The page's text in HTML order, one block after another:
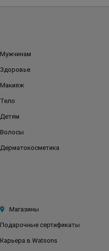
Мужчинам
Здоровье
Макияж
Тело
Детям
Волосы
Дерматокосметика
Магазины
Подарочные сертификаты
Карьера в Watsons